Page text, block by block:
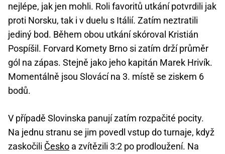
nejlépe, jak jen mohli. Roli favoritů utkání potvrdili jak
proti Norsku, tak i v duelu s Itálií. Zatím neztratili
jediný bod. Během obou utkání skóroval Kristián
Pospíšil. Forvard Komety Brno si zatím drží průměr
gól na zápas. Stejně jako jeho kapitán Marek Hrivík.
Momentálně jsou Slovácí na 3. místě se ziskem 6
bodů.
V případě Slovinska panují zatím rozpačité pocity.
Na jednu stranu se jim povedl vstup do turnaje, když
zaskočili Česko a zvítězili 3:2 po prodloužení. Na